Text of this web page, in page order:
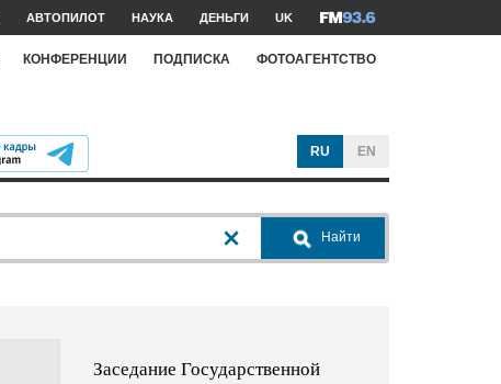
АВТОПИЛОТ НАУКА ДЕНЬГИ UK
КОНФЕРЕНЦИИ ПОДПИСКА ФОТОАГЕНТСТВО
RU EN
Найти
Заседание Государственной